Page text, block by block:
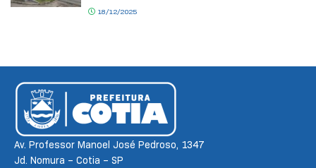
18/12/2025
Av. Professor Manoel José Pedroso, 1347
Jd. Nomura – Cotia – SP